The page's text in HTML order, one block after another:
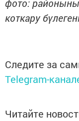
фото:
коткару
Следите за
Telegram-
Читайте